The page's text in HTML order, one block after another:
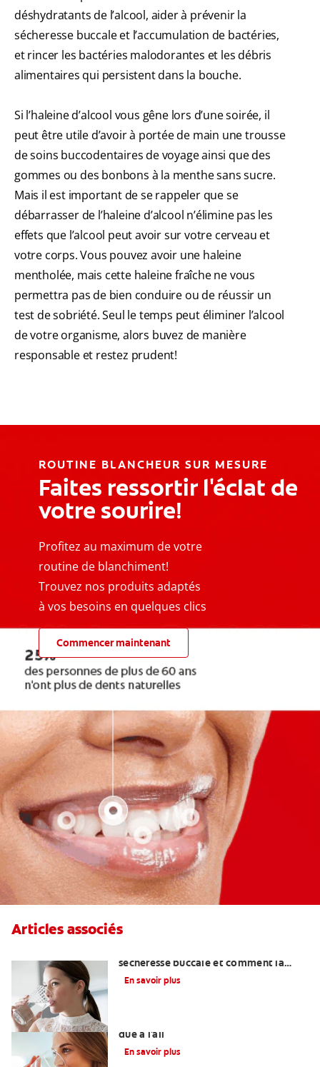
déshydratants de l’alcool, aider à prévenir la
sécheresse buccale et l’accumulation de bactéries,
et rincer les bactéries malodorantes et les débris
alimentaires qui persistent dans la bouche.
Si l’haleine d’alcool vous gêne lors d’une soirée, il
peut être utile d’avoir à portée de main une trousse
de soins buccodentaires de voyage ainsi que des
gommes ou des bonbons à la menthe sans sucre.
Mais il est important de se rappeler que se
débarrasser de l’haleine d’alcool n’élimine pas les
effets que l’alcool peut avoir sur votre cerveau et
votre corps. Vous pouvez avoir une haleine
mentholée, mais cette haleine fraîche ne vous
permettra pas de bien conduire ou de réussir un
test de sobriété. Seul le temps peut éliminer l’alcool
de votre organisme, alors buvez de manière
responsable et restez prudent!
ROUTINE BLANCHEUR SUR MESURE
Faites ressortir l'éclat de
votre sourire!
Profitez au maximum de votre
routine de blanchiment!
Trouvez nos produits adaptés
à vos besoins en quelques clics
Commencer maintenant
Articles associés
sécheresse buccale et comment la
traiter
En savoir plus
due à l'ail
En savoir plus